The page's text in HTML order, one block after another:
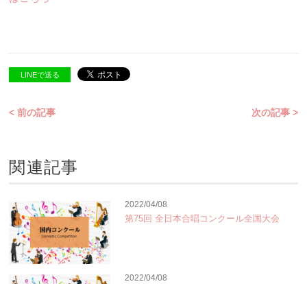
LINEで送る
< 前の記事 次の記事 >
関連記事
2022/04/08
第75回 全日本合唱コンクール全国大会
2022/04/08